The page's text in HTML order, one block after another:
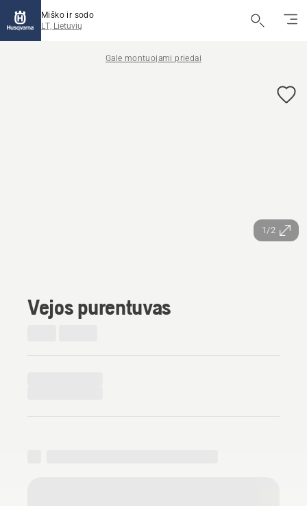
Miško ir sodo
LT, Lietuvių
Gale montuojami priedai
1/2
Vejos purentuvas